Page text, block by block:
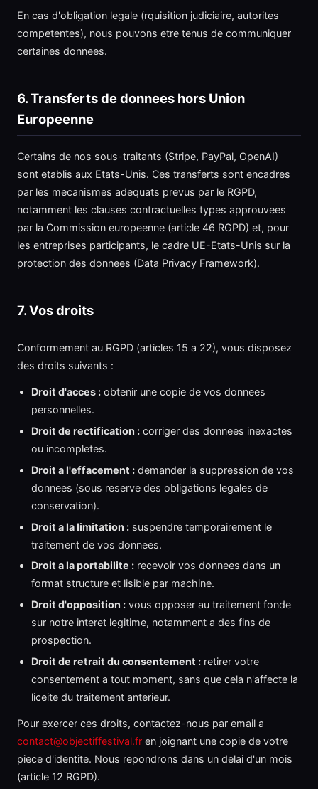
En cas d'obligation legale (rquisition judiciaire, autorites
competentes), nous pouvons etre tenus de communiquer
certaines donnees.
6. Transferts de donnees hors Union
Europeenne
Certains de nos sous-traitants (Stripe, PayPal, OpenAI)
sont etablis aux Etats-Unis. Ces transferts sont encadres
par les mecanismes adequats prevus par le RGPD,
notamment les clauses contractuelles types approuvees
par la Commission europeenne (article 46 RGPD) et, pour
les entreprises participants, le cadre UE-Etats-Unis sur la
protection des donnees (Data Privacy Framework).
7. Vos droits
Conformement au RGPD (articles 15 a 22), vous disposez
des droits suivants :
Droit d'acces : obtenir une copie de vos donnees
personnelles.
Droit de rectification : corriger des donnees inexactes
ou incompletes.
Droit a l'effacement : demander la suppression de vos
donnees (sous reserve des obligations legales de
conservation).
Droit a la limitation : suspendre temporairement le
traitement de vos donnees.
Droit a la portabilite : recevoir vos donnees dans un
format structure et lisible par machine.
Droit d'opposition : vous opposer au traitement fonde
sur notre interet legitime, notamment a des fins de
prospection.
Droit de retrait du consentement : retirer votre
consentement a tout moment, sans que cela n'affecte la
liceite du traitement anterieur.
Pour exercer ces droits, contactez-nous par email a
contact@objectiffestival.fr en joignant une copie de votre
piece d'identite. Nous repondrons dans un delai d'un mois
(article 12 RGPD).